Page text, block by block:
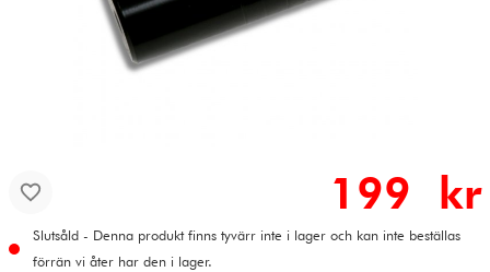
199 kr
Slutsåld - Denna produkt finns tyvärr inte i lager och kan inte beställas
förrän vi åter har den i lager.